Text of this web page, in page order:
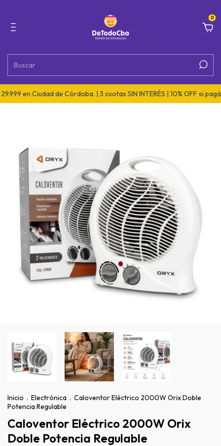
0
en Ciudad de Córdoba. | 3 cuotas SIN INTERÉS | 10% OFF si pagás
Inicio . Electrónica . Caloventor Eléctrico 2000W Orix Doble
Potencia Regulable
Caloventor Eléctrico 2000W Orix
Doble Potencia Regulable